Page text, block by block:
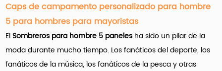
Caps de campamento personalizado para hombre
5 para hombres para mayoristas
ElSombreros para hombre 5 paneles ha sido un pilar de la
moda durante mucho tiempo. Los fanáticos del deporte, los
fanáticos de la música, los fanáticos de la pesca y otras